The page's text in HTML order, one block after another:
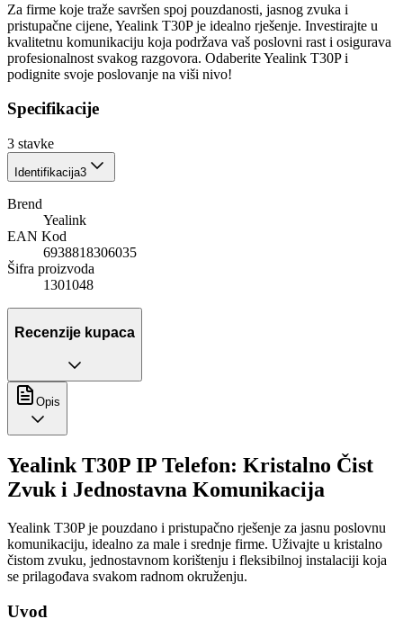
Za firme koje traže savršen spoj pouzdanosti, jasnog zvuka i
pristupačne cijene, Yealink T30P je idealno rješenje. Investirajte u
kvalitetnu komunikaciju koja podržava vaš poslovni rast i osigurava
profesionalnost svakog razgovora. Odaberite Yealink T30P i
podignite svoje poslovanje na viši nivo!
Specifikacije
3 stavke
Identifikacija3
Brend
Yealink
EAN Kod
6938818306035
Šifra proizvoda
1301048
Recenzije kupaca
Opis
Yealink T30P IP Telefon: Kristalno Čist
Zvuk i Jednostavna Komunikacija
Yealink T30P je pouzdano i pristupačno rješenje za jasnu poslovnu
komunikaciju, idealno za male i srednje firme. Uživajte u kristalno
čistom zvuku, jednostavnom korištenju i fleksibilnoj instalaciji koja
se prilagođava svakom radnom okruženju.
Uvod